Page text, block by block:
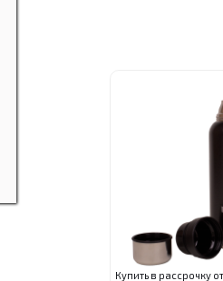
Купить в рассрочку